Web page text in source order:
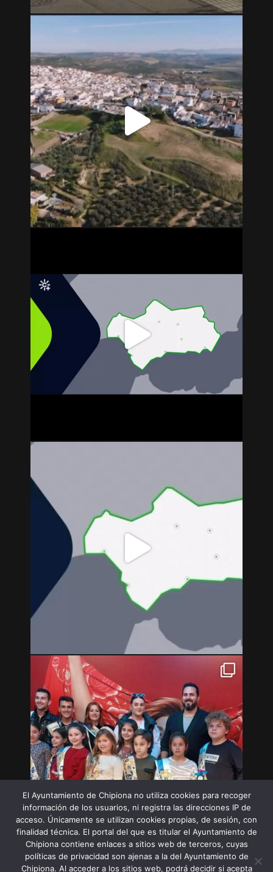
El Ayuntamiento de Chipiona no utiliza cookies para recoger
información de los usuarios, ni registra las direcciones IP de
acceso. Únicamente se utilizan cookies propias, de sesión, con
finalidad técnica. El portal del que es titular el Ayuntamiento de
Chipiona contiene enlaces a sitios web de terceros, cuyas
políticas de privacidad son ajenas a la del Ayuntamiento de
Chipiona. Al acceder a los sitios web, podrá decidir si acepta